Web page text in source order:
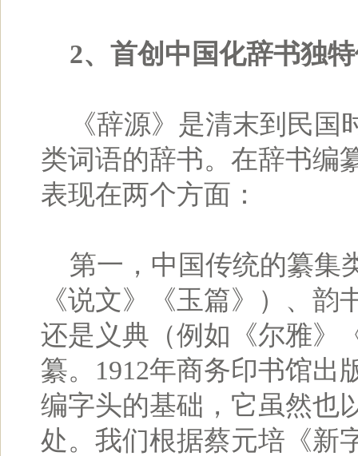
2、首创中国化辞书独
《辞源》是清末到民国
类词语的辞书。在辞书编
表现在两个方面：
第一，中国传统的纂集
《说文》《玉篇》）、
还是义典（例如《尔雅》
纂。1912年商务印书馆出
编字头的基础，它虽然也
处。我们根据蔡元培《新